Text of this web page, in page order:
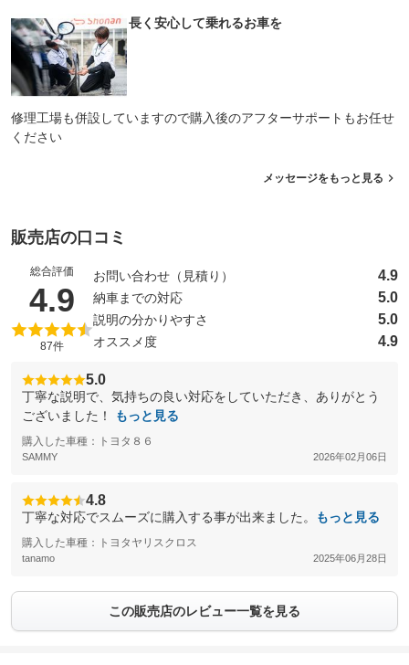
長く安心して乗れるお車を
修理工場も併設していますので購入後のアフターサポートもお任せ
ください
メッセージをもっと見る
販売店の口コミ
総合評価
4.9 （5点満点中）
87件
お問い合わせ（見積り） 4.9
納車までの対応 5.0
説明の分かりやすさ 5.0
オススメ度 4.9
5.0
丁寧な説明で、気持ちの良い対応をしていただき、ありがとう
ございました！
もっと見る
購入した車種：トヨタ８６
SAMMY 2026年02月06日
4.8
丁寧な対応でスムーズに購入する事が出来ました。 もっと見る
購入した車種：トヨタヤリスクロス
tanamo 2025年06月28日
この販売店のレビュー一覧を見る